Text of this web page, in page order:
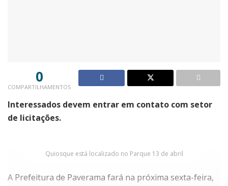
0
COMPARTILHAMENTOS
Interessados devem entrar em contato com setor
de licitações.
Quiosque está localizado no Parque 13 de abril
A Prefeitura de Paverama fará na próxima sexta-feira,